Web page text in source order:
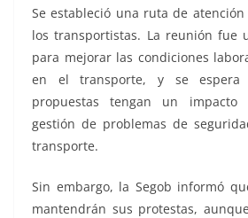
Se estableció una ruta de
los transportistas. La reunión fue
para mejorar las condiciones
en el transporte, y se espera
propuestas tengan un impacto
gestión de problemas de
transporte.
Sin embargo, la Segob informó
mantendrán sus protestas,